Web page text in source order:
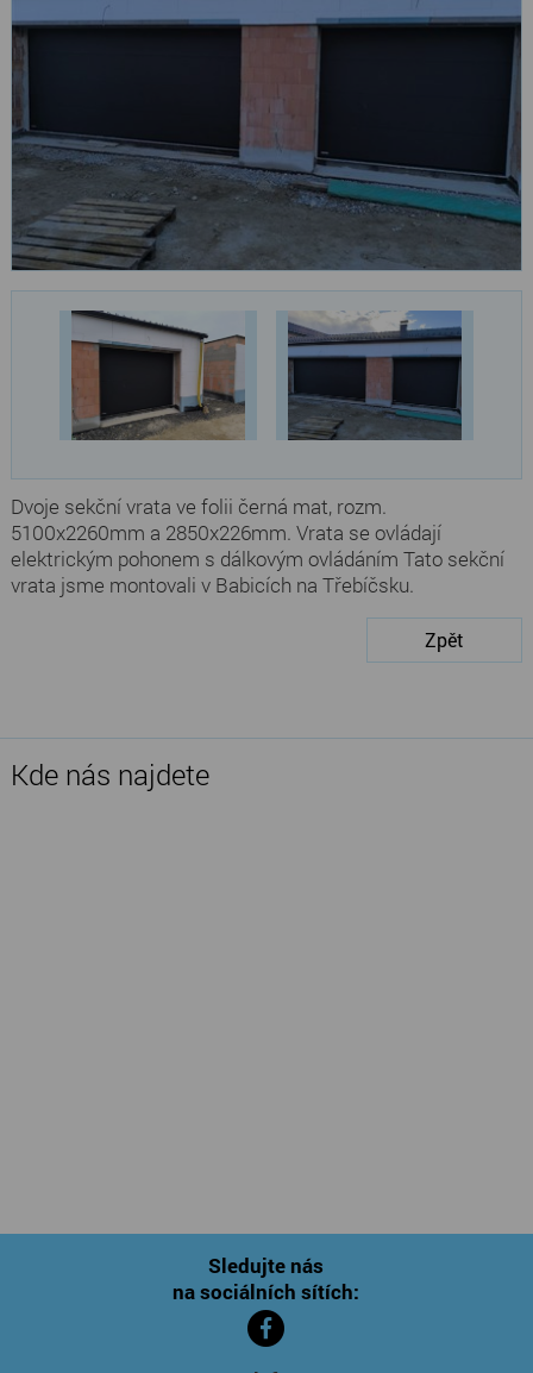
Dvoje sekční vrata ve folii černá mat, rozm.
5100x2260mm a 2850x226mm. Vrata se ovládají
elektrickým pohonem s dálkovým ovládáním Tato sekční
vrata jsme montovali v Babicích na Třebíčsku.
Zpět
Kde nás najdete
Sledujte nás
na sociálních sítích: